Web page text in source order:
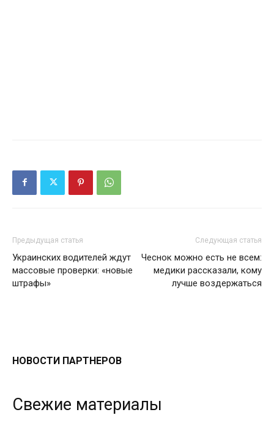
Предыдущая статья
Украинских водителей ждут
массовые проверки: «новые
штрафы»
Следующая статья
Чеснок можно есть не всем:
медики рассказали, кому
лучше воздержаться
НОВОСТИ ПАРТНЕРОВ
Свежие материалы